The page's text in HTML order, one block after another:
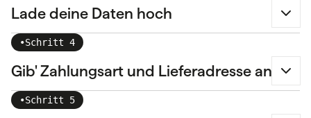
Lade deine Daten hoch
•Schritt 4
Gib' Zahlungsart und Lieferadresse an
•Schritt 5